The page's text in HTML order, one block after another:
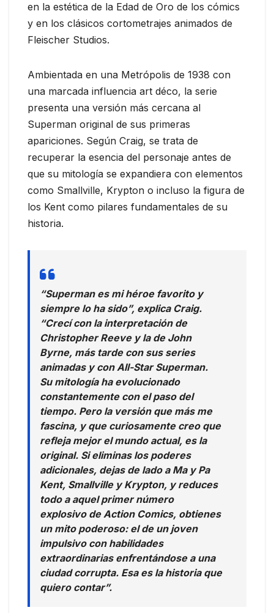
en la estética de la Edad de Oro de los cómics
y en los clásicos cortometrajes animados de
Fleischer Studios.
Ambientada en una Metrópolis de 1938 con
una marcada influencia art déco, la serie
presenta una versión más cercana al
Superman original de sus primeras
apariciones. Según Craig, se trata de
recuperar la esencia del personaje antes de
que su mitología se expandiera con elementos
como Smallville, Krypton o incluso la figura de
los Kent como pilares fundamentales de su
historia.
“Superman es mi héroe favorito y
siempre lo ha sido”, explica Craig.
“Crecí con la interpretación de
Christopher Reeve y la de John
Byrne, más tarde con sus series
animadas y con All-Star Superman.
Su mitología ha evolucionado
constantemente con el paso del
tiempo. Pero la versión que más me
fascina, y que curiosamente creo que
refleja mejor el mundo actual, es la
original. Si eliminas los poderes
adicionales, dejas de lado a Ma y Pa
Kent, Smallville y Krypton, y reduces
todo a aquel primer número
explosivo de Action Comics, obtienes
un mito poderoso: el de un joven
impulsivo con habilidades
extraordinarias enfrentándose a una
ciudad corrupta. Esa es la historia que
quiero contar”.